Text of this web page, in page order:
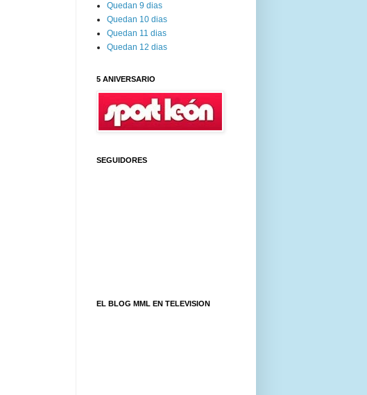
Quedan 9 dias
Quedan 10 dias
Quedan 11 dias
Quedan 12 dias
5 ANIVERSARIO
SEGUIDORES
EL BLOG MML EN TELEVISION